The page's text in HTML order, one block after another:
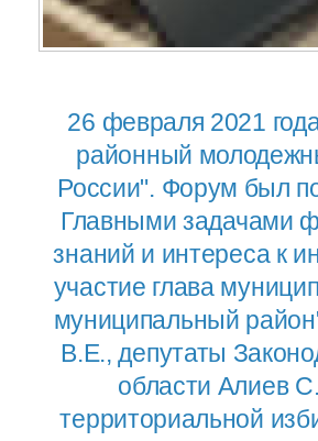
26 февраля 2021
районный
России". Форум был
Главными задачами
знаний и интереса к
участие глава
муниципальный
В.Е., депутаты
области Алиев
территориальной